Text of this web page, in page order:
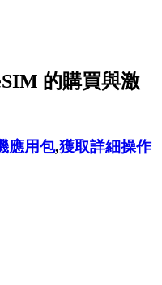
的購買與激
應用包,獲取詳細操作